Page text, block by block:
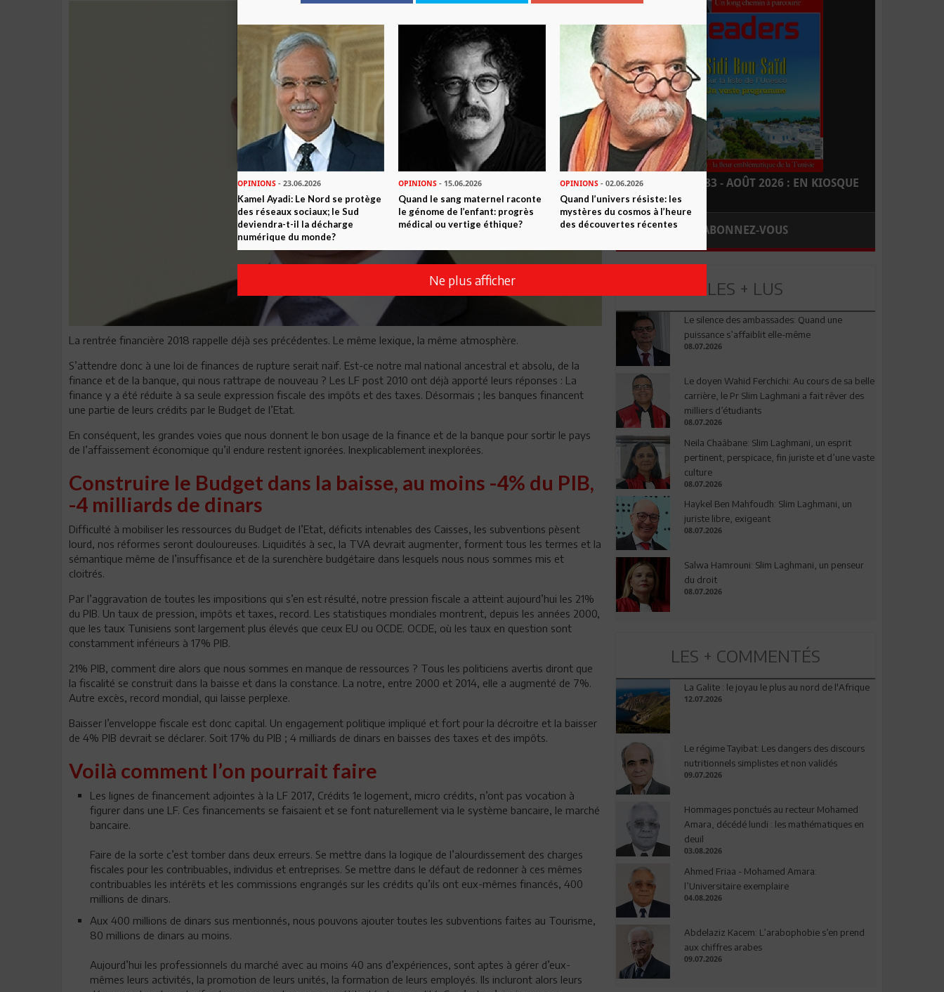
La rentrée financière 2018 rappelle déjà ses précédentes. Le même lexique, la même atmosphère.
S’attendre donc à une loi de finances de rupture serait naïf. Est-ce notre mal national ancestral et absolu, de la
finance et de la banque, qui nous rattrape de nouveau ? Les LF post 2010 ont déjà apporté leurs réponses : La
finance y a été réduite à sa seule expression fiscale des impôts et des taxes. Désormais ; les banques financent
une partie de leurs crédits par le Budget de l’Etat.
En conséquent, les grandes voies que nous donnent le bon usage de la finance et de la banque pour sortir le pays
de l’affaissement économique qu’il endure restent ignorées. Inexplicablement inexplorées.
Construire le Budget dans la baisse, au moins -4% du PIB,
-4 milliards de dinars
Difficulté à mobiliser les ressources du Budget de l’Etat, déficits intenables des Caisses, les subventions pèsent
lourd, nos réformes seront douloureuses. Liquidités à sec, la TVA devrait augmenter, forment tous les termes et la
sémantique même de l’insuffisance et de la surenchère budgétaire dans lesquels nous nous sommes mis et
cloitrés.
Par l’aggravation de toutes les impositions qui s’en est résulté, notre pression fiscale a atteint aujourd’hui les 21%
du PIB. Un taux de pression, impôts et taxes, record. Les statistiques mondiales montrent, depuis les années 2000,
que les taux Tunisiens sont largement plus élevés que ceux EU ou OCDE. OCDE, où les taux en question sont
constamment inférieurs à 17% PIB.
21% PIB, comment dire alors que nous sommes en manque de ressources ? Tous les politiciens avertis diront que
la fiscalité se construit dans la baisse et dans la constance. La notre, entre 2000 et 2014, elle a augmenté de 7%.
Autre excès, record mondial, qui laisse perplexe.
Baisser l’enveloppe fiscale est donc capital. Un engagement politique impliqué et fort pour la décroitre et la baisser
de 4% PIB devrait se déclarer. Soit 17% du PIB ; 4 milliards de dinars en baisses des taxes et des impôts.
Voilà comment l’on pourrait faire
Les lignes de financement adjointes à la LF 2017, Crédits 1e logement, micro crédits, n’ont pas vocation à
figurer dans une LF. Ces financements se faisaient et se font naturellement via le système bancaire, le marché
bancaire.
Faire de la sorte c’est tomber dans deux erreurs. Se mettre dans la logique de l’alourdissement des charges
fiscales pour les contribuables, individus et entreprises. Se mettre dans le défaut de redonner à ces mêmes
contribuables les intérêts et les commissions engrangés sur les crédits qu’ils ont eux-mêmes financés, 400
millions de dinars.
Aux 400 millions de dinars sus mentionnés, nous pouvons ajouter toutes les subventions faites au Tourisme,
80 millions de dinars au moins.
Aujourd’hui les professionnels du marché avec au moins 40 ans d’expériences, sont aptes à gérer d’eux-
mêmes leurs activités, la promotion de leurs unités, la formation de leurs employés. Ils incluront alors leurs
LEADERS N° 183 - AOÛT 2026 : EN KIOSQUE
ABONNEZ-VOUS
LES + LUS
Le silence des ambassades: Quand une
puissance s’affaiblit elle-même
08.07.2026
Le doyen Wahid Ferchichi: Au cours de sa belle
carrière, le Pr Slim Laghmani a fait rêver des
milliers d’étudiants
08.07.2026
Neila Chaâbane: Slim Laghmani, un esprit
pertinent, perspicace, fin juriste et d’une vaste
culture
08.07.2026
Haykel Ben Mahfoudh: Slim Laghmani, un
juriste libre, exigeant
08.07.2026
Salwa Hamrouni: Slim Laghmani, un penseur
du droit
08.07.2026
LES + COMMENTÉS
La Galite : le joyau le plus au nord de l'Afrique
12.07.2026
Le régime Tayibat: Les dangers des discours
nutritionnels simplistes et non validés
09.07.2026
Hommages ponctués au recteur Mohamed
Amara, décédé lundi : les mathématiques en
deuil
03.08.2026
Ahmed Friaa - Mohamed Amara:
l’Universitaire exemplaire
04.08.2026
Abdelaziz Kacem: L’arabophobie s’en prend
aux chiffres arabes
09.07.2026
OPINIONS - 23.06.2026
Kamel Ayadi: Le Nord se protège
des réseaux sociaux; le Sud
deviendra-t-il la décharge
numérique du monde?
OPINIONS - 15.06.2026
Quand le sang maternel raconte
le génome de l’enfant: progrès
médical ou vertige éthique?
OPINIONS- 02.06.2026
Quand l’univers résiste: les
mystères du cosmos à l’heure
des découvertes récentes
Ne plus afficher